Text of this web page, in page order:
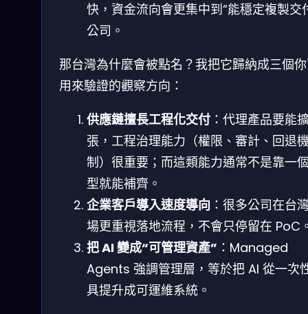
快，資金流向會更集中到“能穩定複製交
公司。
那台灣為什麼會被點名？我把它歸納成三個
用來驗證的觀察方向：
供應鏈擅長工程化交付 ：代理產品要能
張，工程治理能力（權限、審計、回退
制）很重要；而這類能力通常不是靠一
型就能補齊。
企業客戶導入速度導向 ：很多公司在台
場更重視落地流程，不會只停留在 PoC
把 AI 變成“可管理資產” ：Managed
Agents 強調管理層，等於把 AI 從一次
具提升成可運維系統。